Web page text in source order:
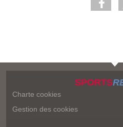
SPORTS
Charte cookies
Gestion des cookies